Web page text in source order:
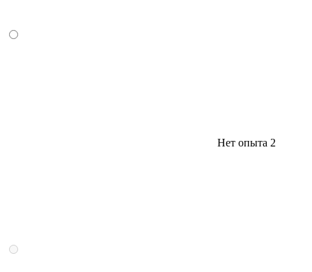
Нет опыта 2